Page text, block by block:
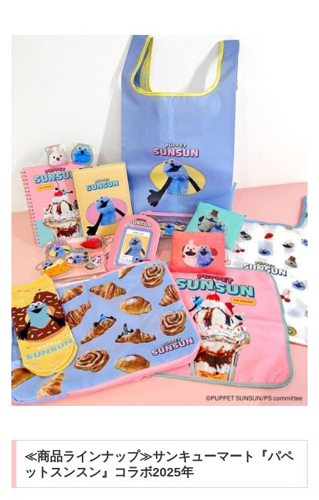
≪商品ラインナップ≫サンキューマート『パペ
ットスンスン』コラボ2025年